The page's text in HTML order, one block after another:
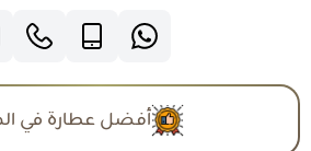
أفضل عطارة في